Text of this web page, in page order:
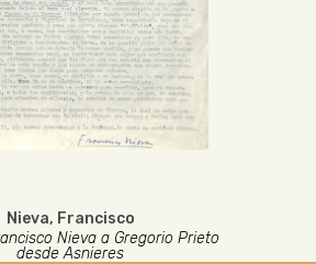
Nieva, Francisco
Nieva a Gregorio Prieto
desde Asnieres